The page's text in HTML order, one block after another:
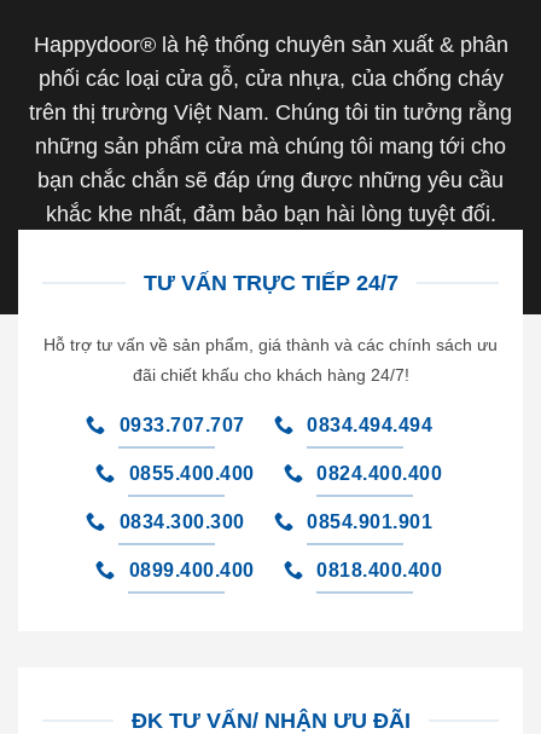
Happydoor® là hệ thống chuyên sản xuất & phân
phối các loại cửa gỗ, cửa nhựa, của chống cháy
trên thị trường Việt Nam. Chúng tôi tin tưởng rằng
những sản phẩm cửa mà chúng tôi mang tới cho
bạn chắc chắn sẽ đáp ứng được những yêu cầu
khắc khe nhất, đảm bảo bạn hài lòng tuyệt đối.
TƯ VẤN TRỰC TIẾP 24/7
Hỗ trợ tư vấn về sản phẩm, giá thành và các chính sách ưu
đãi chiết khấu cho khách hàng 24/7!
0933.707.707 0834.494.494
0855.400.400 0824.400.400
0834.300.300 0854.901.901
0899.400.400 0818.400.400
ĐK TƯ VẤN/ NHẬN ƯU ĐÃI